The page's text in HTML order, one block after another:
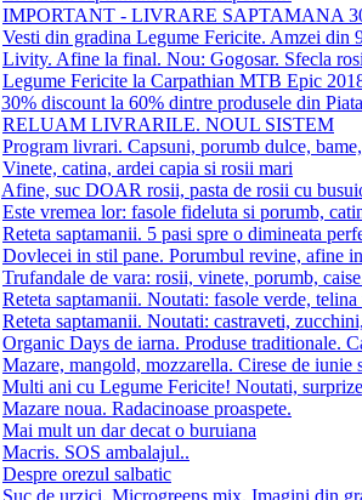
IMPORTANT - LIVRARE SAPTAMANA
Vesti din gradina Legume Fericite. Amzei din
Livity. Afine la final. Nou: Gogosar. Sfecla
Legume Fericite la Carpathian MTB Epic
30% discount la 60% dintre produsele din
RELUAM LIVRARILE. NOUL SISTEM
Program livrari. Capsuni, porumb dulce,
Vinete, catina, ardei capia si rosii mari
Afine, suc DOAR rosii, pasta de rosii cu
Este vremea lor: fasole fideluta si porumb,
Reteta saptamanii. 5 pasi spre o dimineata
Dovlecei in stil pane. Porumbul revine, afine
Trufandale de vara: rosii, vinete, porumb,
Reteta saptamanii. Noutati: fasole verde,
Reteta saptamanii. Noutati: castraveti,
Organic Days de iarna. Produse traditionale.
Mazare, mangold, mozzarella. Cirese de iunie
Multi ani cu Legume Fericite! Noutati,
Mazare noua. Radacinoase proaspete.
Mai mult un dar decat o buruiana
Macris. SOS ambalajul..
Despre orezul salbatic
Suc de urzici. Microgreens mix. Imagini din